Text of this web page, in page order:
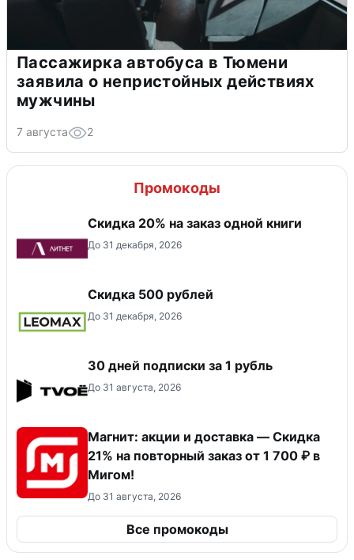
Пассажирка автобуса в Тюмени
заявила о непристойных действиях
мужчины
7 августа 2
Промокоды
Скидка 20% на заказ одной книги
До 31 декабря, 2026
Скидка 500 рублей
До 31 декабря, 2026
30 дней подписки за 1 рубль
До 31 августа, 2026
Магнит: акции и доставка — Скидка
21% на повторный заказ от 1 700 ₽ в
Мигом!
До 31 августа, 2026
Все промокоды